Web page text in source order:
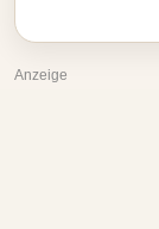
Anzeige